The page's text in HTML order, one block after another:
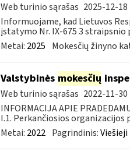
Web turinio sąrašas 2025-12-18
Informuojame, kad Lietuvos
įstatymo Nr. IX-675 3
Metai: 2025 Mokesčių žinyno
Valstybinės mokesčių
Web turinio sąrašas 2022-11-30
INFORMACIJA APIE
I.1. Perkančiosios organizacijos
Metai: 2022 Pagrindinis: